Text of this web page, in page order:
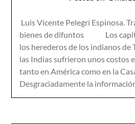
Luis Vicente Pelegrí Espinosa.
bienes de difuntos Los
los herederos de los indianos
las Indias sufrieron unos costos
tanto en América como en la
Desgraciadamente la